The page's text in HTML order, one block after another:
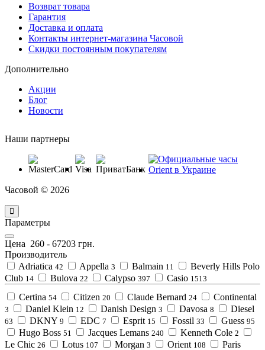
Возврат товара
Гарантия
Доставка и оплата
Контакты интернет-магазина Часовой
Скидки постоянным покупателям
Дополнительно
Акции
Блог
Новости
Наши партнеры
Часовой © 2026
Параметры
Цена 260 - 67203 грн.
Производитель
Adriatica 42 Appella 3 Balmain 11
Beverly Hills Polo
Club 14 Bulova 22 Calypso 397 Casio 1513
Certina 54 Citizen 20 Claude Bernard 24 Continental
3 Daniel Klein 12 Danish Design 3 Davosa 8 Diesel
63 DKNY 9 EDC 7 Esprit 15 Fossil 33 Guess 95
Hugo Boss 51 Jacques Lemans 240 Kenneth Cole 2
Le Chic 26 Lotus 107 Morgan 3 Orient 108
Paris